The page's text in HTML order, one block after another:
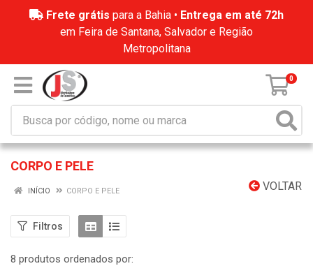
Frete grátis para a Bahia • Entrega em até 72h
em Feira de Santana, Salvador e Região
Metropolitana
0
CORPO E PELE
VOLTAR
INÍCIO CORPO E PELE
Filtros
8 produtos ordenados por: